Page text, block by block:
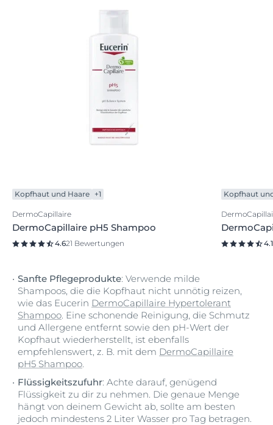
Kopfhaut und Haare +1
DermoCapillaire
DermoCapillaire pH5 Shampoo
4.621 Bewertungen
Kopfhaut
4.1
Sanfte Pflegeprodukte: Verwende milde
Shampoos, die die Kopfhaut nicht unnötig reizen,
wie das Eucerin DermoCapillaire Hypertolerant
Shampoo. Eine schonende Reinigung, die Schmutz
und Allergene entfernt sowie den pH-Wert der
Kopfhaut wiederherstellt, ist ebenfalls
empfehlenswert, z. B. mit dem DermoCapillaire
pH5 Shampoo.
Flüssigkeitszufuhr: Achte darauf, genügend
Flüssigkeit zu dir zu nehmen. Die genaue Menge
hängt von deinem Gewicht ab, sollte am besten
jedoch mindestens 2 Liter Wasser pro Tag betragen.